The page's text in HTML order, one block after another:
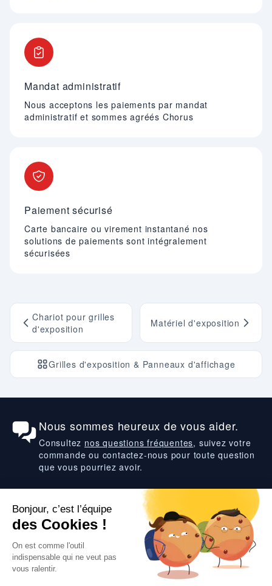
Mandat administratif
Nous acceptons les paiements par mandat
administratif et sommes agréés Chorus
Paiement sécurisé
Carte bancaire ou virement instantané nos
solutions de paiements sont intégralement
sécurisées
Chariot pour grilles
d'exposition
Grilles d'exposition & Panneaux d'affichage
Matériel d'exposition
Nous sommes heureux de vous aider.
Consultez nos questions fréquentes, suivez votre
commande ou contactez-nous pour toute question
que vous pourriez avoir.
Suivez-nous